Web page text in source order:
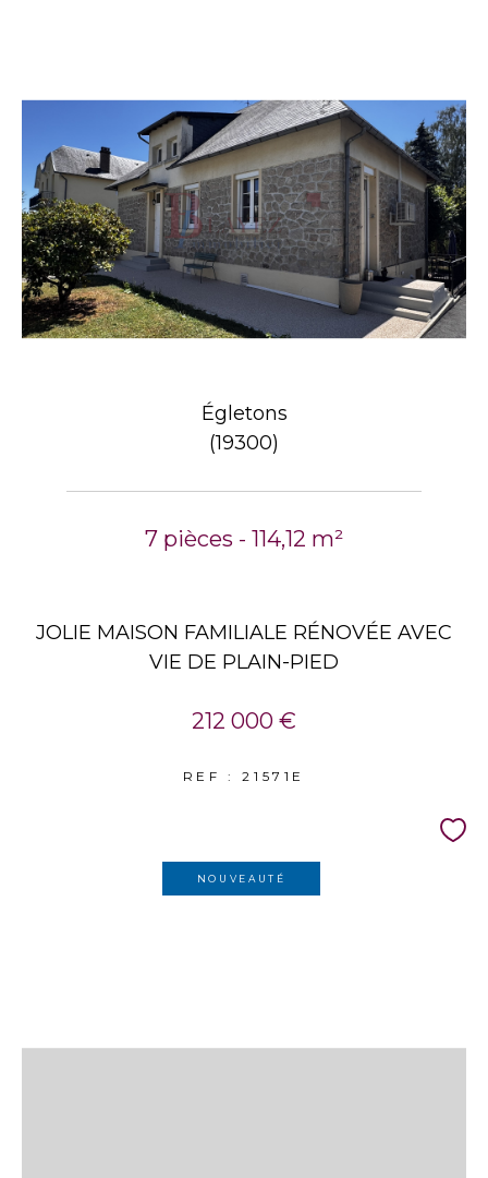
Égletons
(19300)
7 pièces - 114,12 m²
JOLIE MAISON FAMILIALE RÉNOVÉE AVEC
VIE DE PLAIN-PIED
212 000 €
REF : 21571E
NOUVEAUTÉ